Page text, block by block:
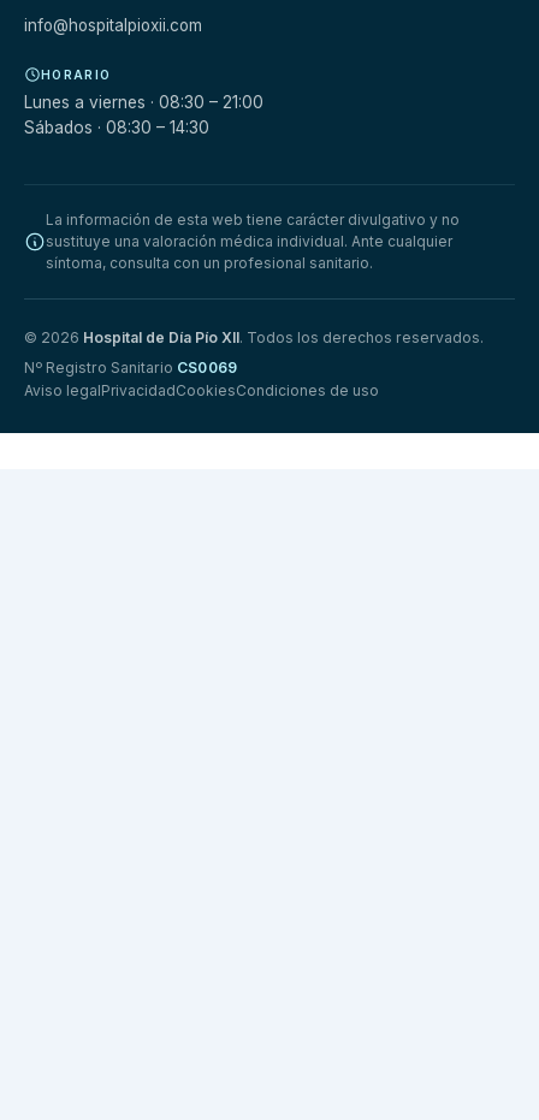
info@hospitalpioxii.com
HORARIO
Lunes a viernes · 08:30 – 21:00
Sábados · 08:30 – 14:30
La información de esta web tiene carácter divulgativo y no
sustituye una valoración médica individual. Ante cualquier
síntoma, consulta con un profesional sanitario.
© 2026 Hospital de Día Pío XII. Todos los derechos reservados.
Nº Registro Sanitario CS0069
Aviso legalPrivacidadCookiesCondiciones de uso